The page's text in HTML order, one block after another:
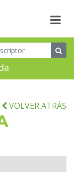
VOLVER ATRÁS